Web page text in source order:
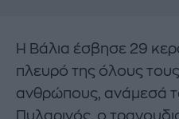
Η Βάλια έσβησε 29
πλευρό της όλους
ανθρώπους, ανάμεσά
Πυλαρινός, ο